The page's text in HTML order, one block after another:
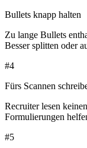
Bullets knapp halten
Zu lange Bullets
Besser splitten oder
#4
Fürs Scannen
Recruiter lesen
Formulierungen
#5